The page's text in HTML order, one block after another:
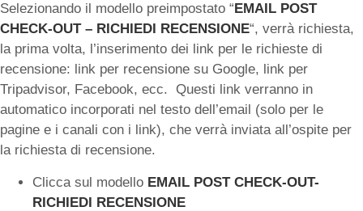
Selezionando il modello preimpostato “ EMAIL POST
CHECK-OUT – RICHIEDI RECENSIONE“, verrà richiesta,
la prima volta, l’inserimento dei link per le richieste di
recensione: link per recensione su Google, link per
Tripadvisor, Facebook, ecc. Questi link verranno in
automatico incorporati nel testo dell’email (solo per le
pagine e i canali con i link), che verrà inviata all’ospite per
la richiesta di recensione.
Clicca sul modello EMAIL POST CHECK-OUT-
RICHIEDI RECENSIONE